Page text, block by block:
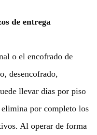
de entrega
o el encofrado de
desencofrado,
llevar días por piso
por completo los
Al operar de forma